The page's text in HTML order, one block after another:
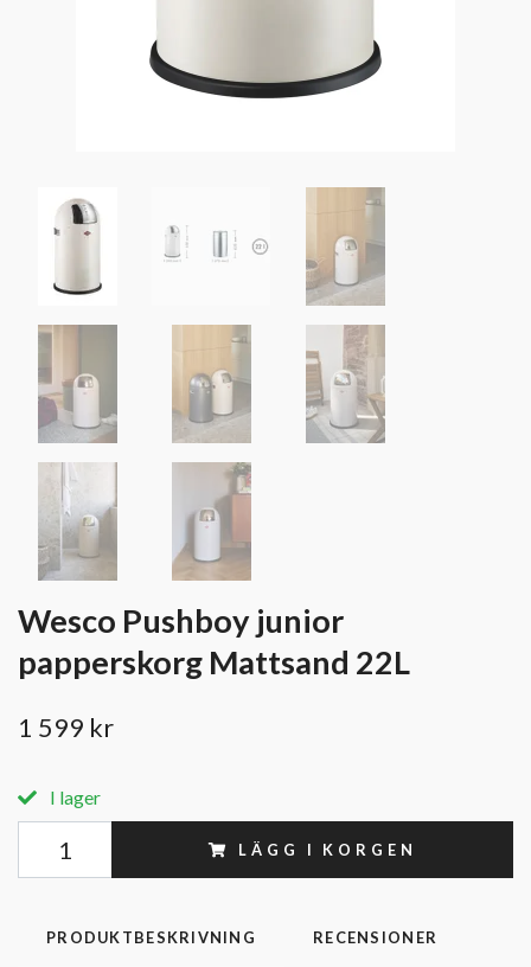
Wesco Pushboy junior
papperskorg Mattsand 22L
1 599 kr
I lager
LÄGG I KORGEN
PRODUKTBESKRIVNING RECENSIONER